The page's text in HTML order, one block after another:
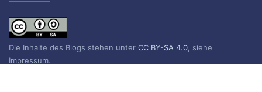
Die Inhalte des Blogs stehen unter CC BY-SA 4.0, siehe
Impressum.